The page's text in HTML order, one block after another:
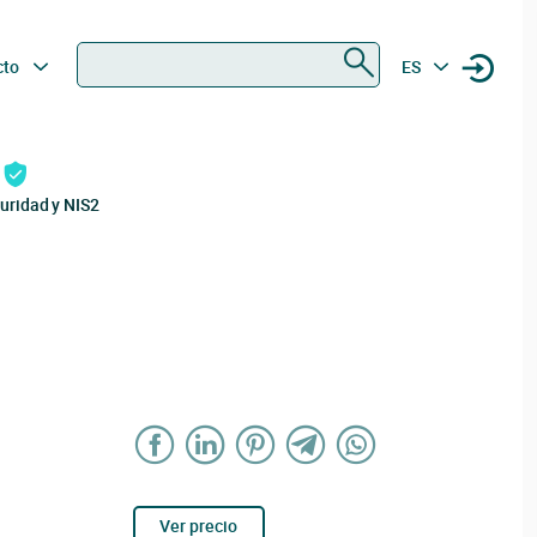
ES
y NIS2
Ver precio